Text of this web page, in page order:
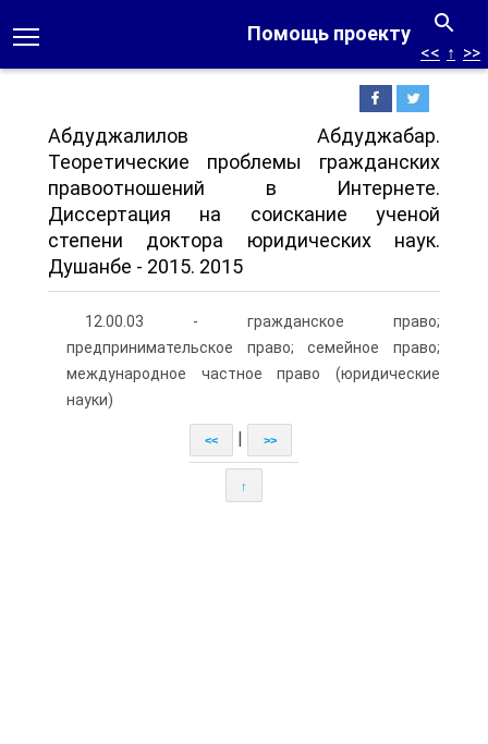
Помощь проекту
<< ↑ >>
Абдуджалилов Абдуджабар.
Теоретические проблемы гражданских
правоотношений в Интернете.
Диссертация на соискание ученой
степени доктора юридических наук.
Душанбе - 2015. 2015
12.00.03 - гражданское право;
предпринимательское право; семейное право;
международное частное право (юридические
науки)
<< >>
↑